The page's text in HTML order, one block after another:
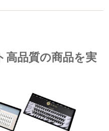
高品質の商品を実